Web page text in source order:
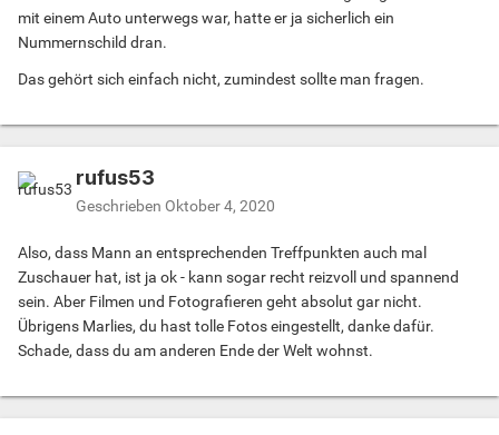
mit einem Auto unterwegs war, hatte er ja sicherlich ein
Nummernschild dran.
Das gehört sich einfach nicht, zumindest sollte man fragen.
rufus53
Geschrieben Oktober 4, 2020
Also, dass Mann an entsprechenden Treffpunkten auch mal
Zuschauer hat, ist ja ok - kann sogar recht reizvoll und spannend
sein. Aber Filmen und Fotografieren geht absolut gar nicht.
Übrigens Marlies, du hast tolle Fotos eingestellt, danke dafür.
Schade, dass du am anderen Ende der Welt wohnst.